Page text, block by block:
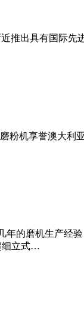
推出具有国际
粉机享誉澳大利
年的磨机生产经
细立式…